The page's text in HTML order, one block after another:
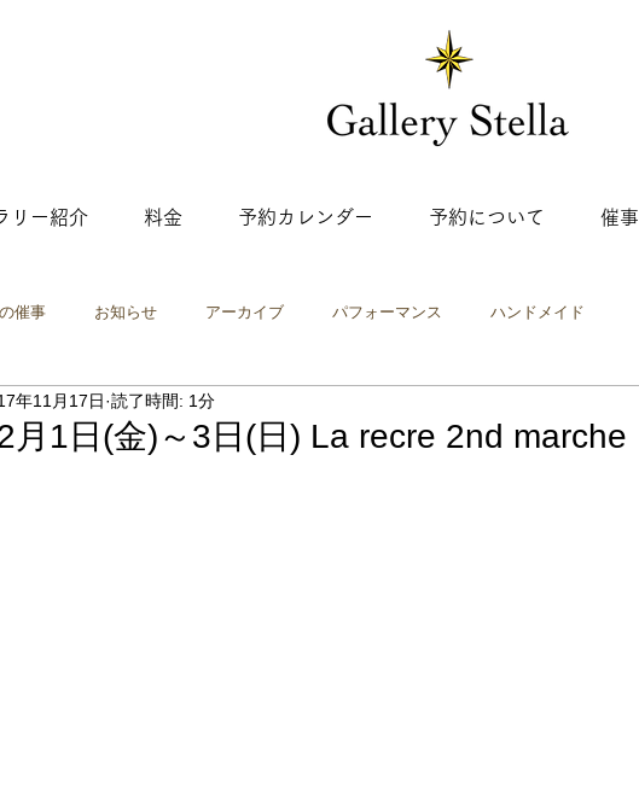
リー紹介 料金 予約カレンダー 予約について 催事
催事 お知らせ アーカイブ パフォーマンス ハンドメイド
ポップアップショップ
月1日(金)～3日(日) La recre 2nd marche
年11月17日 読了時間: 1分